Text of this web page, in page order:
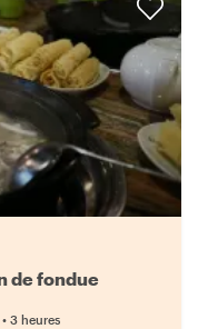
• 3 heures